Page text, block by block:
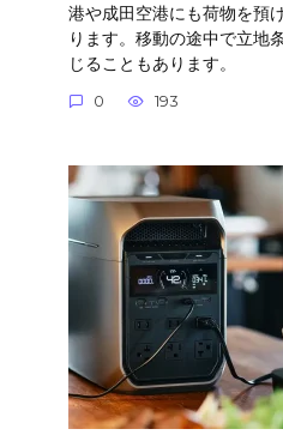
港や成田空港にも荷物を預
ります。移動の途中で立地
じることもあります。
0 193